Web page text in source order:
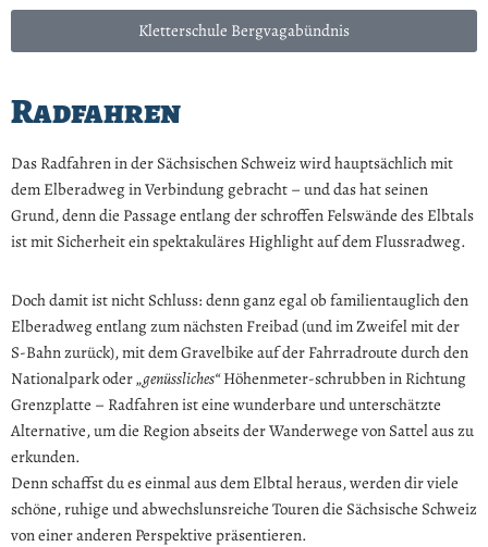
Kletterschule Bergvagabündnis
Radfahren
Das Radfahren in der Sächsischen Schweiz wird hauptsächlich mit
dem Elberadweg in Verbindung gebracht – und das hat seinen
Grund, denn die Passage entlang der schroffen Felswände des Elbtals
ist mit Sicherheit ein spektakuläres Highlight auf dem Flussradweg.
Doch damit ist nicht Schluss: denn ganz egal ob familientauglich den
Elberadweg entlang zum nächsten Freibad (und im Zweifel mit der
S-Bahn zurück), mit dem Gravelbike auf der Fahrradroute durch den
Nationalpark oder„genüssliches“Höhenmeter-schrubben in Richtung
Grenzplatte – Radfahren ist eine wunderbare und unterschätzte
Alternative, um die Region abseits der Wanderwege von Sattel aus zu
erkunden.
Denn schaffst du es einmal aus dem Elbtal heraus, werden dir viele
schöne, ruhige und abwechslunsreiche Touren die Sächsische Schweiz
von einer anderen Perspektive präsentieren.